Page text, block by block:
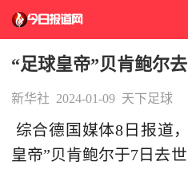
“足球皇帝”贝肯鲍尔去
新华社 2024-01-09 天下足球
综合德国媒体8日报道
皇帝”贝肯鲍尔于7日去